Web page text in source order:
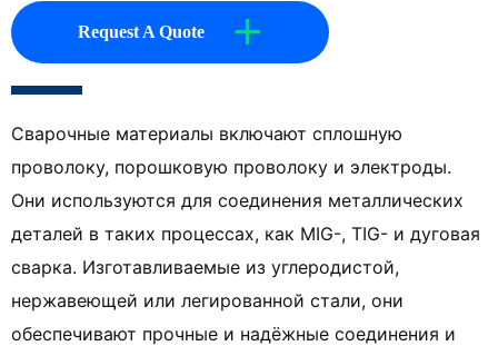
Request A Quote +
Сварочные материалы включают сплошную
проволоку, порошковую проволоку и электроды.
Они используются для соединения металлических
деталей в таких процессах, как MIG-, TIG- и дуговая
сварка. Изготавливаемые из углеродистой,
нержавеющей или легированной стали, они
обеспечивают прочные и надёжные соединения и